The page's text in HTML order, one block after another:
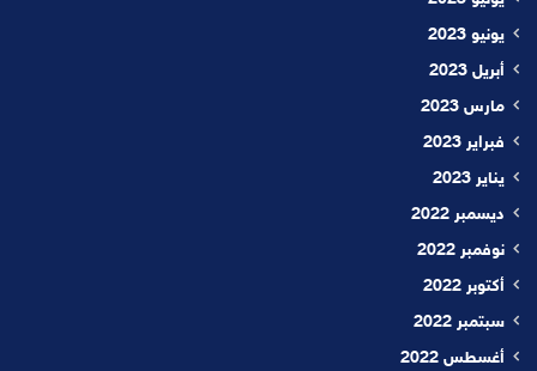
يونيو 2023
أبريل 2023
مارس 2023
فبراير 2023
يناير 2023
ديسمبر 2022
نوفمبر 2022
أكتوبر 2022
سبتمبر 2022
أغسطس 2022